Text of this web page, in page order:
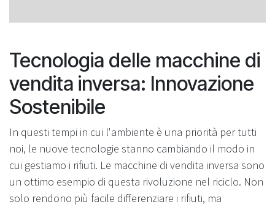
Tecnologia delle macchine di
vendita inversa: Innovazione
Sostenibile
In questi tempi in cui l'ambiente è una priorità per tutti
noi, le nuove tecnologie stanno cambiando il modo in
cui gestiamo i rifiuti. Le macchine di vendita inversa sono
un ottimo esempio di questa rivoluzione nel riciclo. Non
solo rendono più facile differenziare i rifiuti, ma